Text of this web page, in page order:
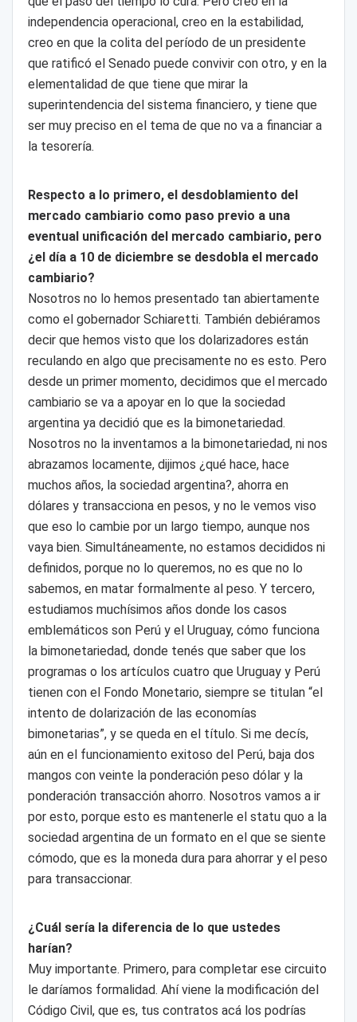
independencia operacional, creo en la estabilidad,
creo en que la colita del período de un presidente
que ratificó el Senado puede convivir con otro, y en la
elementalidad de que tiene que mirar la
superintendencia del sistema financiero, y tiene que
ser muy preciso en el tema de que no va a financiar a
la tesorería.
Respecto a lo primero, el desdoblamiento del
mercado cambiario como paso previo a una
eventual unificación del mercado cambiario, pero
¿el día a 10 de diciembre se desdobla el mercado
cambiario?
Nosotros no lo hemos presentado tan abiertamente
como el gobernador Schiaretti. También debiéramos
decir que hemos visto que los dolarizadores están
reculando en algo que precisamente no es esto. Pero
desde un primer momento, decidimos que el mercado
cambiario se va a apoyar en lo que la sociedad
argentina ya decidió que es la bimonetariedad.
Nosotros no la inventamos a la bimonetariedad, ni nos
abrazamos locamente, dijimos ¿qué hace, hace
muchos años, la sociedad argentina?, ahorra en
dólares y transacciona en pesos, y no le vemos viso
que eso lo cambie por un largo tiempo, aunque nos
vaya bien. Simultáneamente, no estamos decididos ni
definidos, porque no lo queremos, no es que no lo
sabemos, en matar formalmente al peso. Y tercero,
estudiamos muchísimos años donde los casos
emblemáticos son Perú y el Uruguay, cómo funciona
la bimonetariedad, donde tenés que saber que los
programas o los artículos cuatro que Uruguay y Perú
tienen con el Fondo Monetario, siempre se titulan “el
intento de dolarización de las economías
bimonetarias”, y se queda en el título. Si me decís,
aún en el funcionamiento exitoso del Perú, baja dos
mangos con veinte la ponderación peso dólar y la
ponderación transacción ahorro. Nosotros vamos a ir
por esto, porque esto es mantenerle el statu quo a la
sociedad argentina de un formato en el que se siente
cómodo, que es la moneda dura para ahorrar y el peso
para transaccionar.
¿Cuál sería la diferencia de lo que ustedes
harían?
Muy importante. Primero, para completar ese circuito
le daríamos formalidad. Ahí viene la modificación del
Código Civil, que es, tus contratos acá los podrías